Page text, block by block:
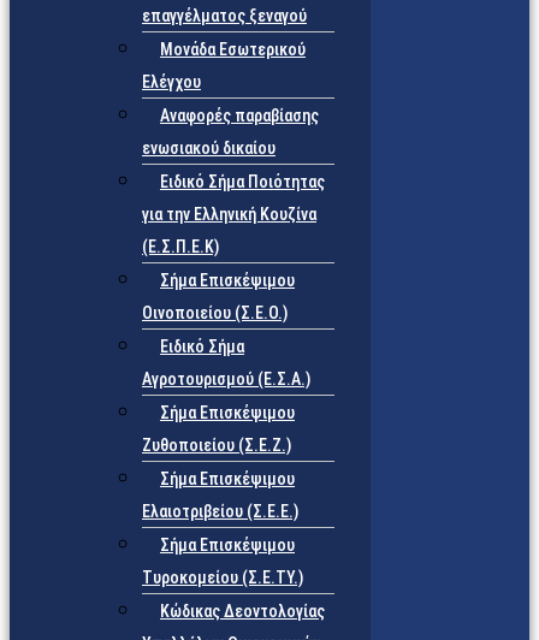
επαγγέλματος ξεναγού
Μονάδα Εσωτερικού
Ελέγχου
Αναφορές παραβίασης
ενωσιακού δικαίου
Ειδικό Σήμα Ποιότητας
για την Ελληνική Κουζίνα
(Ε.Σ.Π.Ε.Κ)
Σήμα Επισκέψιμου
Οινοποιείου (Σ.Ε.Ο.)
Ειδικό Σήμα
Αγροτουρισμού (Ε.Σ.Α.)
Σήμα Επισκέψιμου
Ζυθοποιείου (Σ.Ε.Ζ.)
Σήμα Επισκέψιμου
Ελαιοτριβείου (Σ.Ε.Ε.)
Σήμα Επισκέψιμου
Τυροκομείου (Σ.Ε.TY.)
Κώδικας Δεοντολογίας